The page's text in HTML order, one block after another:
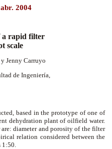
2004
a rapid filter
scale
Jenny Carruyo
de Ingeniería,
based in the prototype of one of
dehydration plant of oilfield water.
diameter and porosity of the filter
relation considered between the